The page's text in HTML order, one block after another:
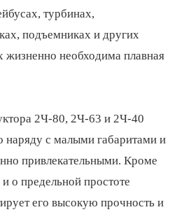
турбинах,
подъемниках и других
жизненно необходима плавная
2Ч-80, 2Ч-63 и 2Ч-40
наряду с малыми габаритами и
привлекательными. Кроме
и о предельной простоте
его высокую прочность и